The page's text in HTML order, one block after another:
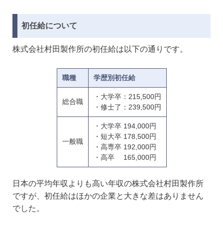
初任給について
株式会社村田製作所の初任給は以下の通りです。
職種 学歴別初任給
総合職
・大学卒：215,500円
・修士了：239,500円
一般職
・大学卒 194,000円
・短大卒 178,500円
・高専卒 192,000円
・高卒 165,000円
日本の平均年収よりも高い年収の株式会社村田製作所
ですが、初任給はほかの企業と大きな差はありません
でした。